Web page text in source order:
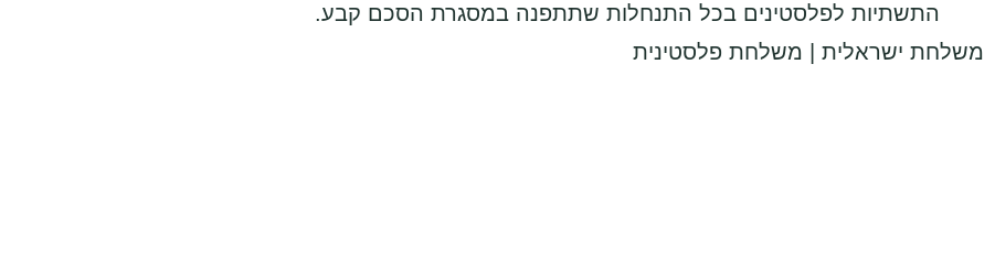
התשתיות לפלסטינים בכל התנחלות שתתפנה במסגרת הסכם קבע.
משלחת ישראלית | משלחת פלסטינית